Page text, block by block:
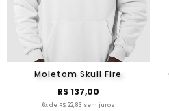
Moletom Skull Fire
R$ 137,00
6x de R$ 22,83 sem juros